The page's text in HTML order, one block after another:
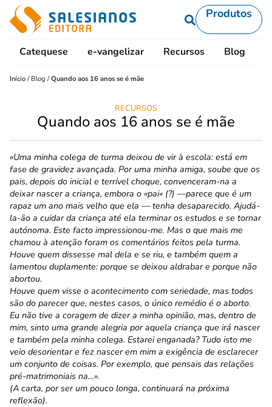
Produtos
Catequese e-vangelizar Recursos Blog
Início / Blog /Quando aos 16 anos se é mãe
RECURSOS
Quando aos 16 anos se é mãe
«Uma minha colega de turma deixou de vir à escola: está em
fase de gravidez avançada. Por uma minha amiga, soube que os
pais, depois do inicial e terrível choque, convenceram-na a
deixar nascer a criança, embora o «pai» (?) —parece que é um
rapaz um ano mais velho que ela — tenha desaparecido. Ajudá-
la-ão a cuidar da criança até ela terminar os estudos e se tornar
autónoma. Este facto impres­sionou-me. Mas o que mais me
chamou à atenção foram os comentários feitos pela turma.
Houve quem dissesse mal dela e se riu, e também quem a
lamen­tou duplamente: porque se deixou aldrabar e porque não
abortou.
Houve quem visse o acontecimento com serie­dade, mas todos
são do parecer que, nestes casos, o único remédio é o aborto.
Eu não tive a coragem de dizer a minha opinião, mas, dentro de
mim, sinto uma grande alegria por aquela criança que irá nascer
e também pela minha colega. Estarei enganada? Tudo isto me
veio desorientar e fez nascer em mim a exigência de esclarecer
um conjunto de coisas. Por exemplo, que pensais das relações
pré-matrimoniais na…».
(A carta, por ser um pouco longa, continuará na próxima
reflexão).